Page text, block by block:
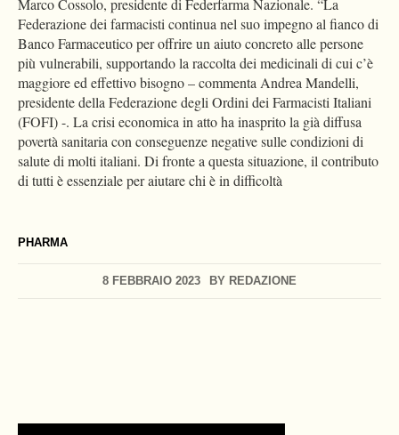
PHARMA
8 FEBBRAIO 2023 BY REDAZIONE
Marco Cossolo, presidente di Federfarma Nazionale. “La
Federazione dei farmacisti continua nel suo impegno al fianco di
Banco Farmaceutico per offrire un aiuto concreto alle persone
più vulnerabili, supportando la raccolta dei medicinali di cui c’è
maggiore ed effettivo bisogno – commenta Andrea Mandelli,
presidente della Federazione degli Ordini dei Farmacisti Italiani
(FOFI) -. La crisi economica in atto ha inasprito la già diffusa
povertà sanitaria con conseguenze negative sulle condizioni di
salute di molti italiani. Di fronte a questa situazione, il contributo
di tutti è essenziale per aiutare chi è in difficoltà